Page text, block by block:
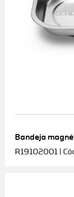
Bandeja
R19102001 |